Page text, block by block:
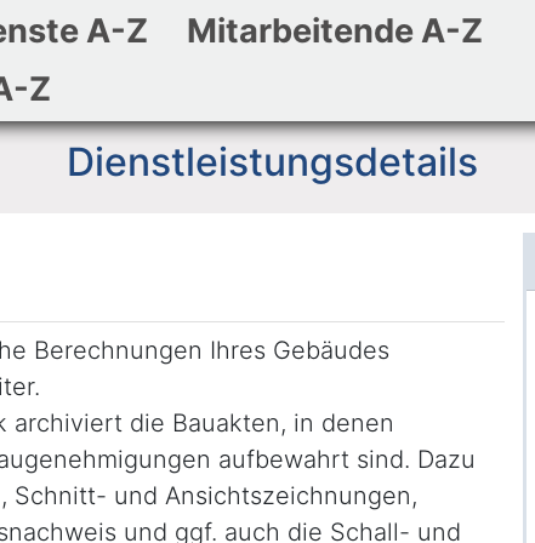
Zum Header
Zum Hauptinhalt
Zum Footer
A-Z
Mitarbeitende A-Z
Z
Dienstleistungsdetails
Berechnungen Ihres Gebäudes
die Bauakten, in denen
aufbewahrt sind. Dazu
Schnitt- und Ansichtszeichnungen,
und ggf. auch die Schall- und